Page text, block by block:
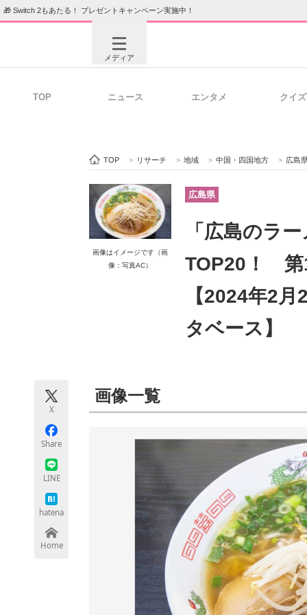
🎁 Switch 2もあたる！ プレゼントキャンペーン実施中！
メディア
ビジネスと働き方のヒント
ITエンジニア向け専門サイト
エレクトロ
TOP ニュース エンタメ クイズ
TOP > リサーチ > 地域 > 中国・四国地方 > 広島
画像はイメージです（画
像：写真AC）
広島県
「広島のラ
TOP20！ 第
【2024年2
タベース】
X
Share
LINE
hatena
Home
画像一覧